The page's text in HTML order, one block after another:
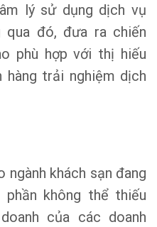
lý sử dụng dịch vụ
qua đó, đưa ra chiến
phù hợp với thị hiếu
hàng trải nghiệm dịch
ngành khách sạn đang
không thể thiếu
của các doanh